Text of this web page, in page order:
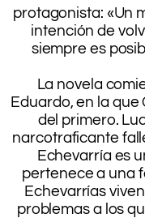
protagonista: «Un
intención de
siempre es
La novela
Eduardo, en la
del primero.
narcotraficante
Echevarría es
pertenece a una
Echevarrías
problemas a los